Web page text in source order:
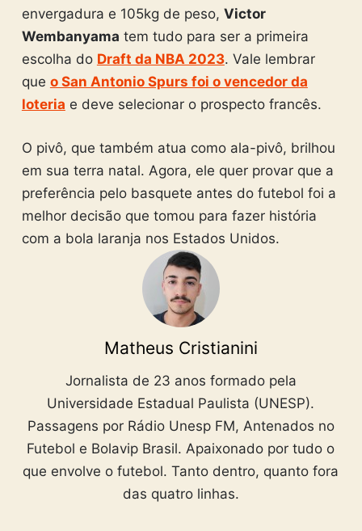
envergadura e 105kg de peso, Victor
Wembanyama tem tudo para ser a primeira
escolha do Draft da NBA 2023. Vale lembrar
que o San Antonio Spurs foi o vencedor da
loteria e deve selecionar o prospecto francês.
O pivô, que também atua como ala-pivô, brilhou
em sua terra natal. Agora, ele quer provar que a
preferência pelo basquete antes do futebol foi a
melhor decisão que tomou para fazer história
com a bola laranja nos Estados Unidos.
Matheus Cristianini
Jornalista de 23 anos formado pela
Universidade Estadual Paulista (UNESP).
Passagens por Rádio Unesp FM, Antenados no
Futebol e Bolavip Brasil. Apaixonado por tudo o
que envolve o futebol. Tanto dentro, quanto fora
das quatro linhas.